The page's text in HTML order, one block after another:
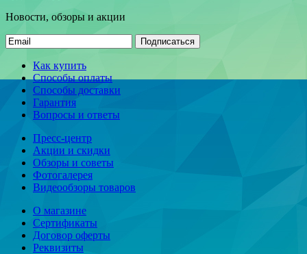
Новости, обзоры и акции
Подписаться
Как купить
Способы оплаты
Способы доставки
Гарантия
Вопросы и ответы
Пресс-центр
Акции и скидки
Обзоры и советы
Фотогалерея
Видеообзоры товаров
О магазине
Сертификаты
Договор оферты
Реквизиты